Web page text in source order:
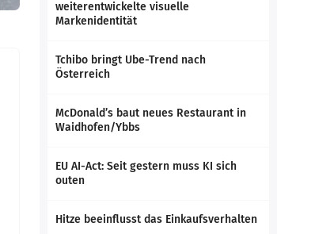
weiterentwickelte visuelle
Markenidentität
Tchibo bringt Ube-Trend nach
Österreich
McDonald’s baut neues Restaurant in
Waidhofen/Ybbs
EU AI-Act: Seit gestern muss KI sich
outen
Hitze beeinflusst das Einkaufsverhalten